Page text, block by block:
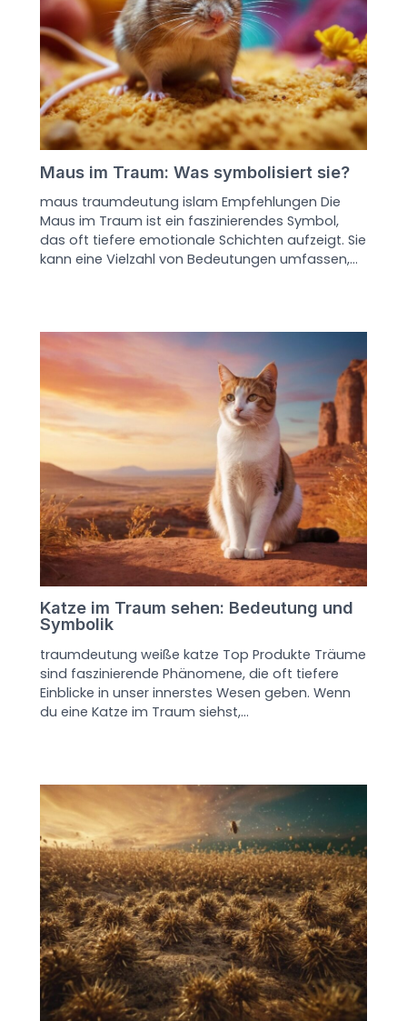
Maus im Traum: Was symbolisiert sie?
maus traumdeutung islam Empfehlungen Die
Maus im Traum ist ein faszinierendes Symbol,
das oft tiefere emotionale Schichten aufzeigt. Sie
kann eine Vielzahl von Bedeutungen umfassen,…
Katze im Traum sehen: Bedeutung und
Symbolik
traumdeutung weiße katze Top Produkte Träume
sind faszinierende Phänomene, die oft tiefere
Einblicke in unser innerstes Wesen geben. Wenn
du eine Katze im Traum siehst,…